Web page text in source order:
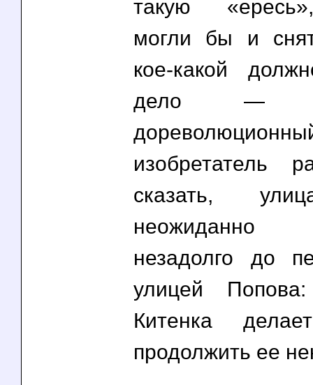
такую
могли бы и
кое-какой
дело —
изобретатель
сказать,
неожиданно
незадолго до
улицей
Китенка
продолжить ее